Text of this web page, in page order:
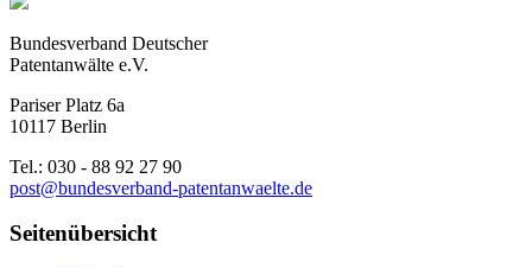
Bundesverband Deutscher
Patentanwälte e.V.
Pariser Platz 6a
10117 Berlin
Tel.: 030 - 88 92 27 90
post@bundesverband-patentanwaelte.de
Seitenübersicht